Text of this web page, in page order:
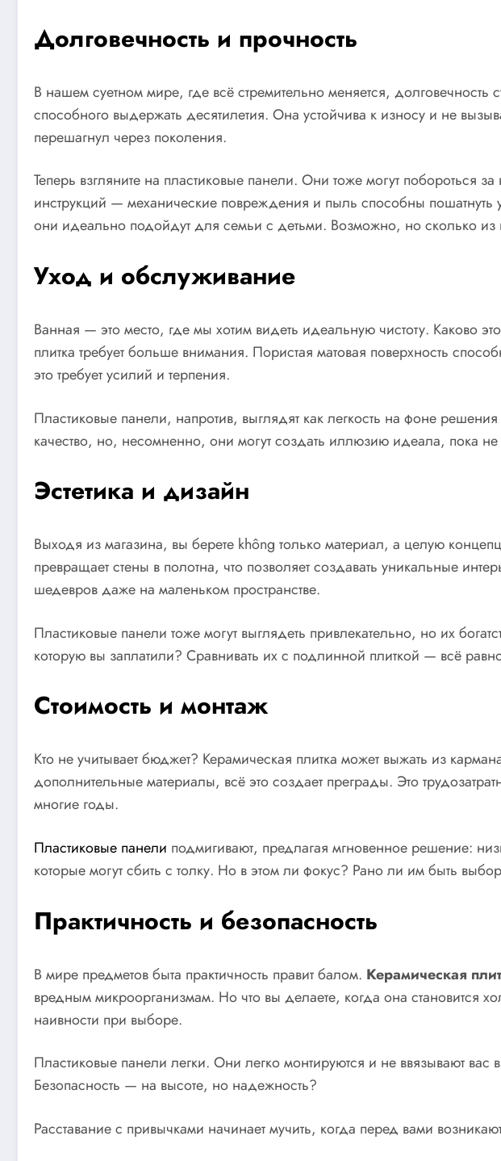
Долговечность и прочность
В нашем суетном мире, где всё стремительно меняется,
способного выдержать десятилетия. Она устойчива к износу и не
перешагнул через поколения.
Теперь взгляните на пластиковые панели. Они тоже могут
инструкций — механические повреждения и пыль способны
они идеально подойдут для семьи с детьми. Возможно, но сколько из
Уход и обслуживание
Ванная — это место, где мы хотим видеть идеальную чистоту. Каково
плитка требует больше внимания. Пористая матовая поверхность
это требует усилий и терпения.
Пластиковые панели, напротив, выглядят как легкость на фоне
качество, но, несомненно, они могут создать иллюзию идеала, пока не
Эстетика и дизайн
Выходя из магазина, вы берете không только материал, а целую
превращает стены в полотна, что позволяет создавать уникальные
шедевров даже на маленьком пространстве.
Пластиковые панели тоже могут выглядеть привлекательно, но их
которую вы заплатили? Сравнивать их с подлинной плиткой — всё
Стоимость и монтаж
Кто не учитывает бюджет? Керамическая плитка может выжать из
дополнительные материалы, всё это создает преграды. Это
многие годы.
Пластиковые панели подмигивают, предлагая мгновенное решение:
которые могут сбить с толку. Но в этом ли фокус? Рано ли им быть
Практичность и безопасность
В мире предметов быта практичность правит балом. Керамическая
вредным микроорганизмам. Но что вы делаете, когда она становится
наивности при выборе.
Пластиковые панели легки. Они легко монтируются и не ввязывают
Безопасность — на высоте, но надежность?
Расставание с привычками начинает мучить, когда перед вами